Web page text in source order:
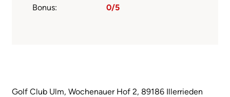
Bonus:
0/5
Golf Club Ulm, Wochenauer Hof 2, 89186 Illerrieden